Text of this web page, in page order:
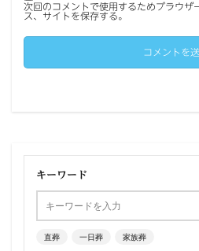
次回のコメントで使用するためブラウザ
ス、サイトを保存する。
キーワード
直葬 一日葬 家族葬